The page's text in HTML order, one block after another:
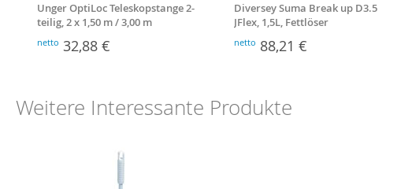
Unger OptiLoc Teleskopstange 2-
teilig, 2 x 1,50 m / 3,00 m
netto 32,88 €
Diversey Suma Break up D3.5
JFlex, 1,5L, Fettlöser
aluminiumsicher
netto 88,21 €
Weitere Interessante Produkte